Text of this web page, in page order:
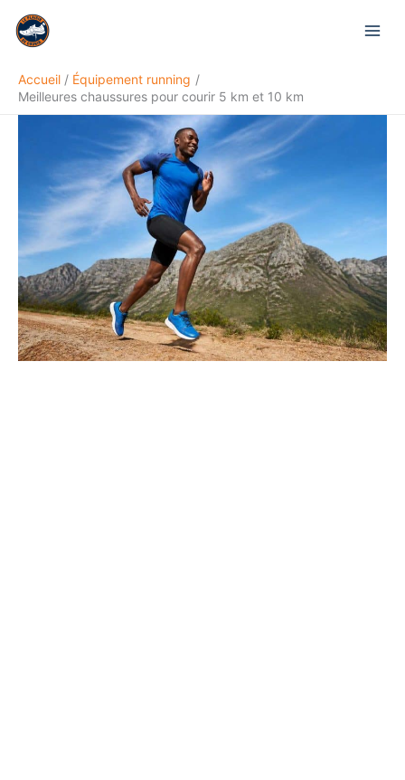
Accueil
Équipement running
Meilleures chaussures pour courir 5 km et 10 km
Rechercher